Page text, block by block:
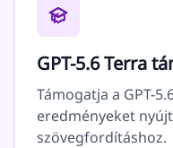
GPT-5.6 Terra
Támogatja a GPT-
eredményeket
szövegfordításhoz.